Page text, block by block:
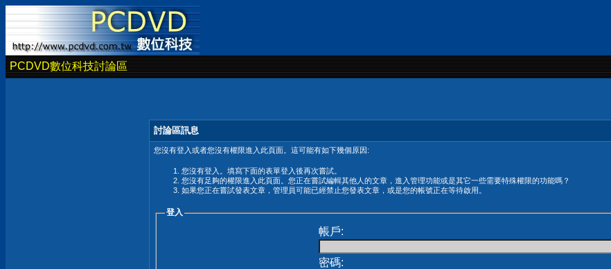
PCDVD數位科技討論區
討論區訊息
您沒有登入或者您沒有權限進入此頁面。這可能有如下幾個原因:
您沒有登入。填寫下面的表單登入後再次嘗試。
您沒有足夠的權限進入此頁面。您正在嘗試編輯其他人的文章，進入管理功能或是其它一些需要特殊權限的功能嗎？
如果您正在嘗試發表文章，管理員可能已經禁止您發表文章，或是您的帳號正在等待啟用。
登入
帳戶:
密碼: